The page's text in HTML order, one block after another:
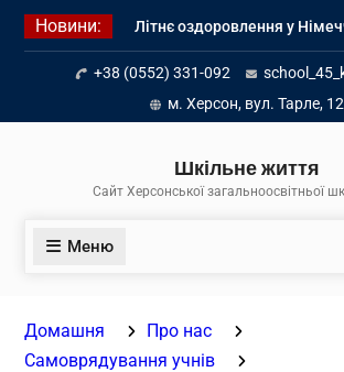
Перейти
Новини:
Літнє оздоровлення у
Діалог з бізнесом
Інформація про вступ
тимчасово окупованих
до українських закладів
+38 (0552) 331-092
м. Херсон, вул. Тарле, 12
Шкільне життя
Сайт Херсонської загальноосвітньої
Меню
Домашня
Про нас
Самоврядування учнів